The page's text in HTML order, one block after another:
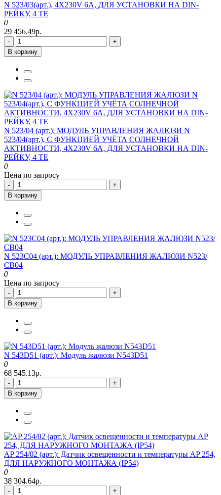
N 523/03(арт.), 4Х230V 6A, ДЛЯ УСТАНОВКИ НА DIN-
РЕЙКУ, 4 ТЕ
0
29 456.49р.
-
+
В корзину
N 523/04 (арт.): МОДУЛЬ УПРАВЛЕНИЯ ЖАЛЮЗИ N
523/04(арт.), С ФУНКЦИЕЙ УЧЁТА СОЛНЕЧНОЙ
АКТИВНОСТИ, 4Х230V 6A, ДЛЯ УСТАНОВКИ НА DIN-
РЕЙКУ, 4 ТЕ
0
Цена по запросу
-
+
В корзину
N 523C04 (арт.): МОДУЛЬ УПРАВЛЕНИЯ ЖАЛЮЗИ N523/
СВ04
0
Цена по запросу
-
+
В корзину
N 543D51 (арт.): Модуль жалюзи N543D51
0
68 545.13р.
-
+
В корзину
AP 254/02 (арт.): Датчик освещенности и температуры AP 254,
ДЛЯ НАРУЖНОГО МОНТАЖА (IP54)
0
38 304.64р.
-
+